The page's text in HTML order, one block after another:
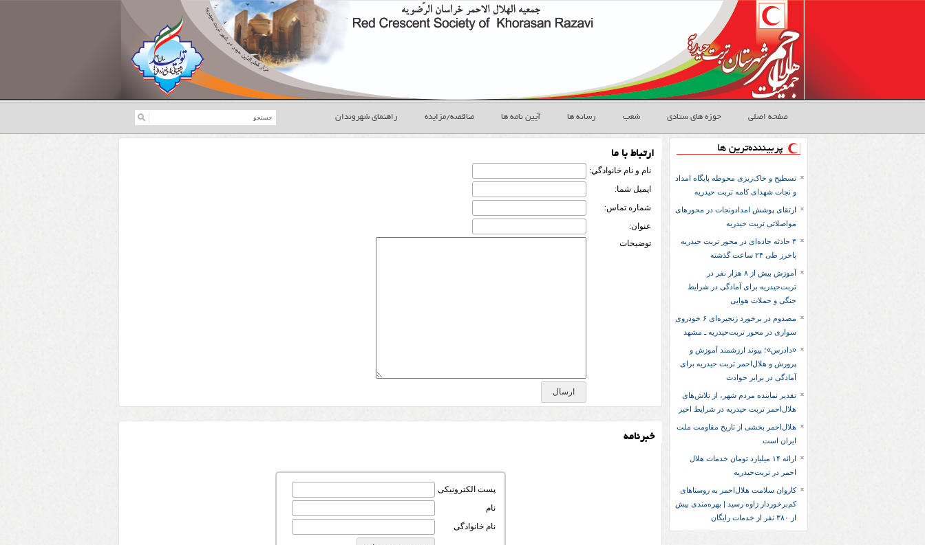
صفحه اصلی حوزه های ستادی شعب رسانه ها آیین نامه ها مناقصه/مزایده راهنمای شهروندان
پربیننده‌ترین ها
تسطیح و خاک‌ریزی محوطه پایگاه امداد
و نجات شهدای کامه تربت‌ حیدریه
ارتقای پوشش امدادونجات در محورهای
مواصلاتی تربت حیدریه
۳ حادثه جاده‌ای در محور تربت حیدریه
باخرز طی ۲۴ ساعت گذشته
آموزش بیش از ۸ هزار نفر در
تربت‌حیدریه برای آمادگی در شرایط
جنگی و حملات هوایی
مصدوم در برخورد زنجیره‌ای ۶ خودروی
سواری در محور تربت‌حیدریه ـ مشهد
«دادرس»؛ پیوند ارزشمند آموزش و
پرورش و هلال‌احمر تربت حیدریه برای
آمادگی در برابر حوادث
تقدیر نماینده مردم شهر، از تلاش‌های
هلال‌احمر تربت حیدریه در شرایط اخیر
هلال‌احمر بخشی از تاریخ مقاومت ملت
ایران است
ارائه ۱۴ میلیارد تومان خدمات هلال
احمر در تربت‌حیدریه
کاروان سلامت هلال‌احمر به روستاهای
کم‌برخوردار زاوه رسید | بهره‌مندی بیش
از ۳۸۰ نفر از خدمات رایگان
ارتباط با ما
نام و نام خانوادگي:
ايميل شما:
شماره تماس:
عنوان:
توضيحات
خبرنامه
پست الکترونیکی
نام
نام خانوادگی